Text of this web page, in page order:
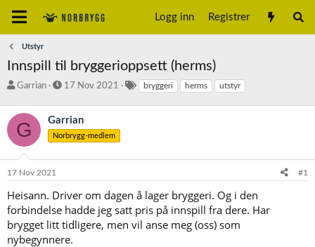
Logg inn Registrer
Utstyr
Innspill til bryggerioppsett (herms)
T
d
s
t
a
r
e
r
Garrian
S
r
t
a
17 Nov 2021
r
bryggeri herms utstyr
G Garrian
Norbrygg-medlem
17 Nov 2021 #1
Heisann. Driver om dagen å lager bryggeri. Og i den
forbindelse hadde jeg satt pris på innspill fra dere. Har
brygget litt tidligere, men vil anse meg (oss) som
nybegynnere.